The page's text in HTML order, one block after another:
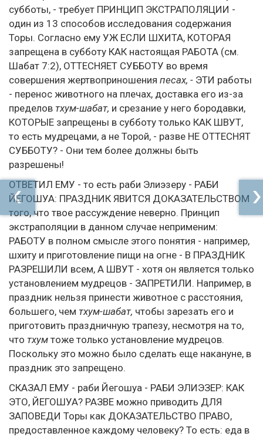
субботы, - требует ПРИНЦИП ЭКСТРАПОЛЯЦИИ -
один из 13 способов исследования содержания
Торы. Согласно ему УЖ ЕСЛИ ШХИТА, КОТОРАЯ
запрещена в субботу КАК настоящая РАБОТА (см.
Шабат 7:2), ОТТЕСНЯЕТ СУББОТУ во время
совершения жертвоприношения песах, - ЭТИ работы
- перенос животного на плечах, доставка его из-за
пределов тхум-шабат, и срезание у него бородавки,
КОТОРЫЕ запрещены в субботу только КАК ШВУТ,
то есть мудрецами, а не Торой, - разве НЕ ОТТЕСНЯТ
СУББОТУ? - Они тем более должны быть
разрешены!
ОТВЕТИЛ ЕМУ - то есть раби Элиэзеру - РАБИ
ЙЕГОШУА: ПРАЗДНИК ЯВИТСЯ ДОКАЗАТЕЛЬСТВОМ
того, что твое рассуждение неверно. Принцип
экстраполяции в данном случае неприменим:
РАБОТУ в полном смысле этого понятия - например,
шхиту и приготовление пищи на огне - В ПРАЗДНИК
РАЗРЕШИЛИ всем, А ШВУТ - хотя он является только
установлением мудрецов - ЗАПРЕТИЛИ. Например, в
праздник нельзя принести животное с расстояния,
большего, чем тхум-шабат, чтобы зарезать его и
приготовить праздничную трапезу, несмотря на то,
что тхум тоже только установление мудрецов.
Поскольку это можно было сделать еще накануне, в
праздник это запрещено.
СКАЗАЛ ЕМУ - раби Йегошуа - РАБИ ЭЛИЭЗЕР: КАК
ЭТО, ЙЕГОШУА? РАЗВЕ можно приводить ДЛЯ
ЗАПОВЕДИ Торы как ДОКАЗАТЕЛЬСТВО ПРАВО,
предоставленное каждому человеку? То есть: еда в